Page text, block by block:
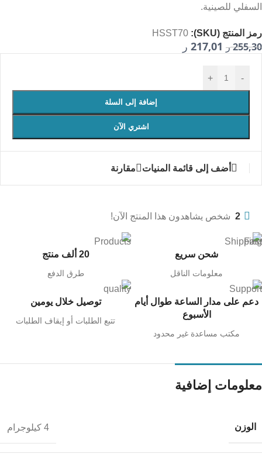
السفلي للصينية.
رمز المنتج (SKU): HSST70
255,30 ر 217,01 ر
-
+
إضافة إلى السلة
اشتري الآن
أضف إلى قائمة المنيات مقارنة
2 شخص يشاهدون هذا المنتج الآن!
شحن سريع
معلومات الناقل
20 ألف منتج
طرق الدفع
دعم على مدار الساعة طوال أيام
الأسبوع
مكتب مساعدة غير محدود
توصيل خلال يومين
تتبع الطلبات أو إيقاف الطلبات
معلومات إضافية
الوزن 4 كيلوجرام